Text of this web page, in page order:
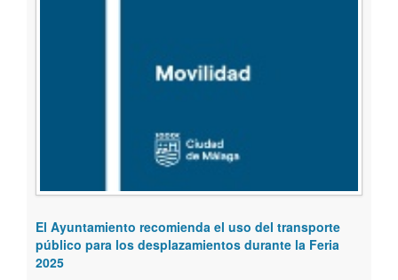
El Ayuntamiento recomienda el uso del transporte
público para los desplazamientos durante la Feria
2025